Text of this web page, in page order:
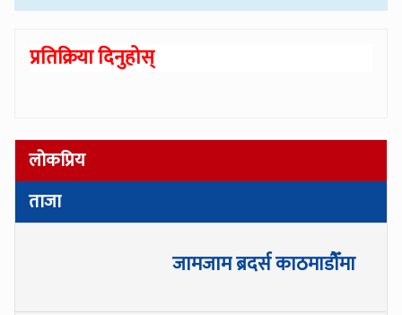
प्रतिक्रिया दिनुहोस्
लोकप्रिय
ताजा
जामजाम ब्रदर्स काठमाडौँमा